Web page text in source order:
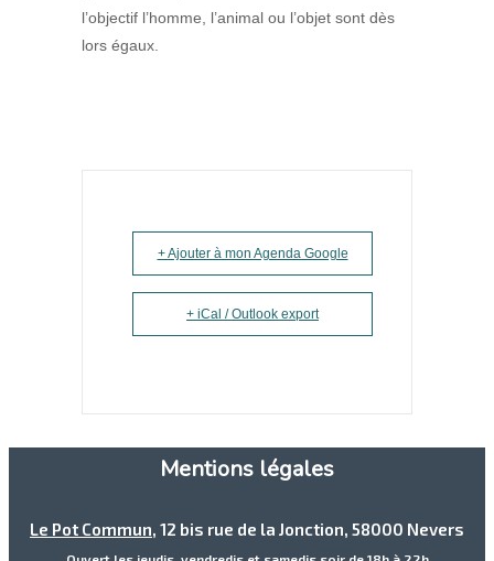
l’objectif l’homme, l’animal ou l’objet sont dès
lors égaux.
+ Ajouter à mon Agenda Google
+ iCal / Outlook export
Mentions légales
Le Pot Commun, 12 bis rue de la Jonction, 58000 Nevers